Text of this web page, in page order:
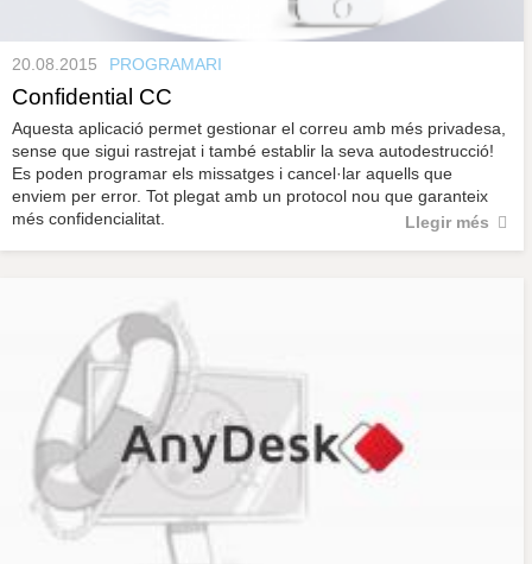
20.08.2015 PROGRAMARI
Confidential CC
Aquesta aplicació permet gestionar el correu amb més privadesa,
sense que sigui rastrejat i també establir la seva autodestrucció!
Es poden programar els missatges i cancel·lar aquells que
enviem per error. Tot plegat amb un protocol nou que garanteix
més confidencialitat.
Llegir més